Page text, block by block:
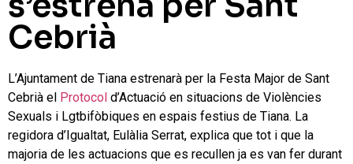
Cebrià
L’Ajuntament de Tiana estrenarà per la Festa Major de Sant
Cebrià el Protocol d’Actuació en situacions de Violències
Sexuals i Lgtbifòbiques en espais festius de Tiana. La
regidora d’Igualtat, Eulàlia Serrat, explica que tot i que la
majoria de les actuacions que es recullen ja es van fer durant